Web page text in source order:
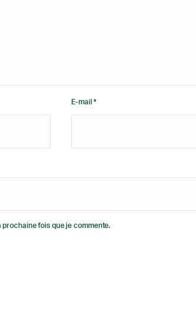
E-mail *
fois que je commente.